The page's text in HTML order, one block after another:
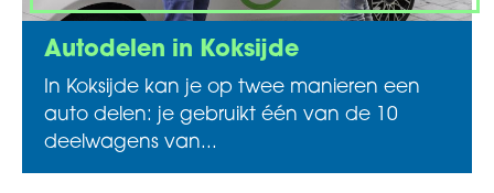
Autodelen in Koksijde
In Koksijde kan je op twee manieren een
auto delen: je gebruikt één van de 10
deelwagens van...